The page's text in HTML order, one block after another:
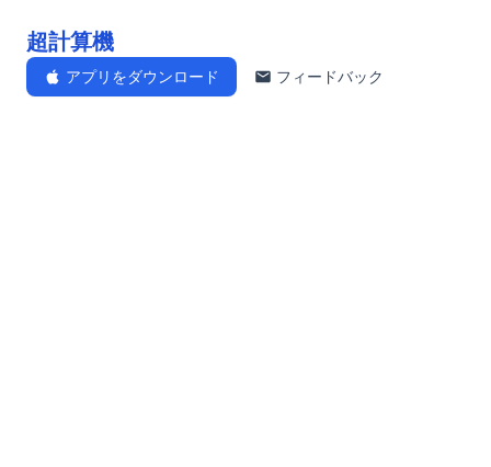
超計算機
アプリをダウンロード フィードバック